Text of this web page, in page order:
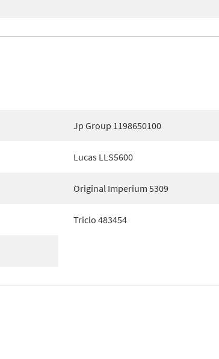
Jp Group 1198650100
Lucas LLS5600
Original Imperium 5309
Triclo 483454